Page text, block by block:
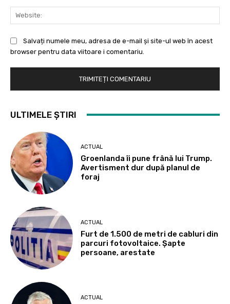
Salvați numele meu, adresa de e-mail și site-ul web în acest
browser pentru data viitoare i comentariu.
ULTIMELE ȘTIRI
ACTUAL
Groenlanda îi pune frână lui Trump.
Avertisment dur după planul de
foraj
ACTUAL
Furt de 1.500 de metri de cabluri din
parcuri fotovoltaice. Șapte
persoane, arestate
ACTUAL